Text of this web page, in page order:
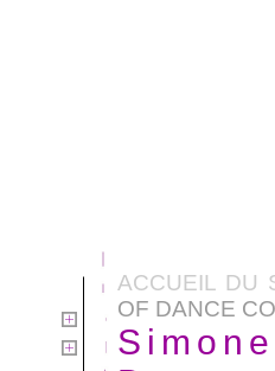
ACCUEIL DU
OF DANCE